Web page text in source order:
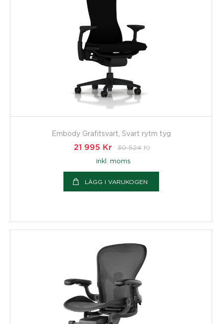
Embody Grafitsvart, Svart rytm tyg
21 995 Kr 30 524 Kr
inkl. moms
LÄGG I VARUKOGEN